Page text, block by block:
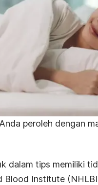
peroleh dengan
dalam tips memiliki
Blood Institute